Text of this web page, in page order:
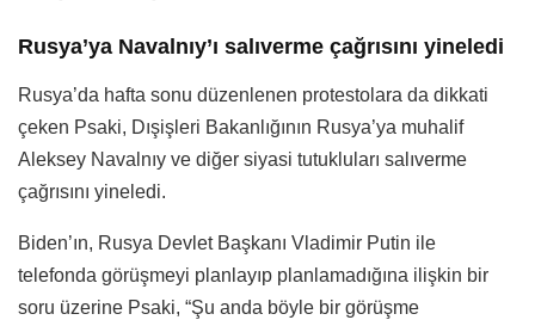
Rusya’ya Navalnıy’ı salıverme çağrısını yineledi
Rusya’da hafta sonu düzenlenen protestolara da dikkati
çeken Psaki, Dışişleri Bakanlığının Rusya’ya muhalif
Aleksey Navalnıy ve diğer siyasi tutukluları salıverme
çağrısını yineledi.
Biden’ın, Rusya Devlet Başkanı Vladimir Putin ile
telefonda görüşmeyi planlayıp planlamadığına ilişkin bir
soru üzerine Psaki, “Şu anda böyle bir görüşme